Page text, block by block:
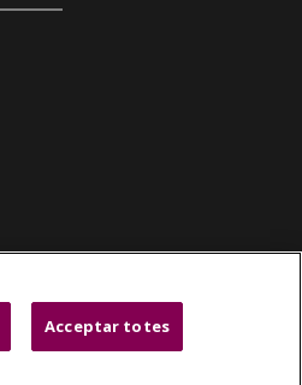
Acceptar totes